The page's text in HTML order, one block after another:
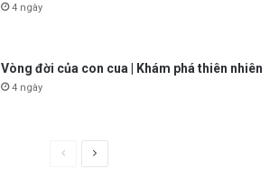
4 ngày
Vòng đời của con cua | Khám phá thiên nhiên
4 ngày